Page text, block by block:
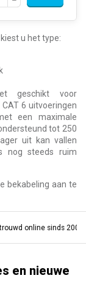
u het type:
geschikt voor
6 uitvoeringen
een maximale
tot 250
uit kan vallen
nog steeds ruim
bekabeling aan te
online sinds 2006
en nieuwe